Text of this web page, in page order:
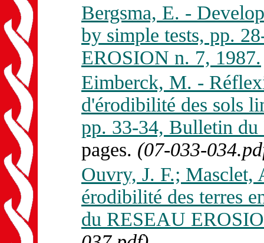
Bergsma, E. -
by simple tests, pp.
EROSION n. 7, 1987.
Eimberck, M. -
d'érodibilité des sols
pp. 33-34, Bulletin
pages. (07-033-
Ouvry, J. F.; Masclet,
érodibilité des terres
du RESEAU